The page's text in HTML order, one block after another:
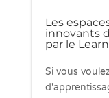
Les
innovants
par le
Si vous